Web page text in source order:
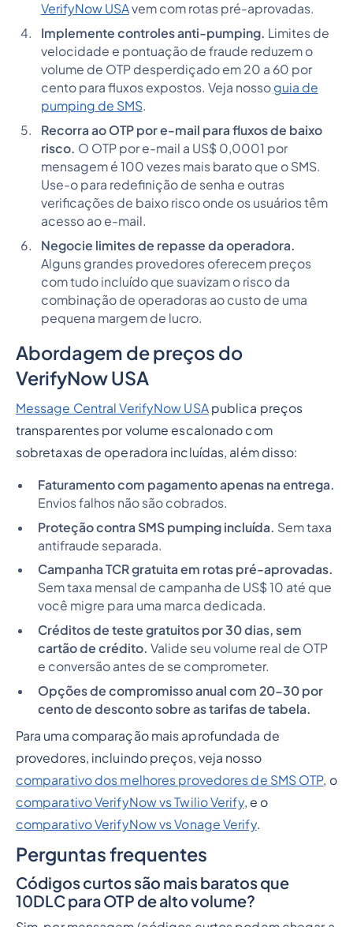
VerifyNow USAvem com rotas pré-aprovadas.
Implemente controles anti-pumping. Limites de
velocidade e pontuação de fraude reduzem o
volume de OTP desperdiçado em 20 a 60 por
cento para fluxos expostos. Veja nosso guia de
pumping de SMS.
Recorra ao OTP por e-mail para fluxos de baixo
risco. O OTP por e-mail a US$ 0,0001 por
mensagem é 100 vezes mais barato que o SMS.
Use-o para redefinição de senha e outras
verificações de baixo risco onde os usuários têm
acesso ao e-mail.
Negocie limites de repasse da operadora.
Alguns grandes provedores oferecem preços
com tudo incluído que suavizam o risco da
combinação de operadoras ao custo de uma
pequena margem de lucro.
Abordagem de preços do
VerifyNow USA
Message Central VerifyNow USApublica preços
transparentes por volume escalonado com
sobretaxas de operadora incluídas, além disso:
Faturamento com pagamento apenas na entrega.
Envios falhos não são cobrados.
Proteção contra SMS pumping incluída. Sem taxa
antifraude separada.
Campanha TCR gratuita em rotas pré-aprovadas.
Sem taxa mensal de campanha de US$ 10 até que
você migre para uma marca dedicada.
Créditos de teste gratuitos por 30 dias, sem
cartão de crédito. Valide seu volume real de OTP
e conversão antes de se comprometer.
Opções de compromisso anual com 20-30 por
cento de desconto sobre as tarifas de tabela.
Para uma comparação mais aprofundada de
provedores, incluindo preços, veja nosso
comparativo dos melhores provedores de SMS OTP, o
comparativo VerifyNow vs Twilio Verify, e o
comparativo VerifyNow vs Vonage Verify.
Perguntas frequentes
Códigos curtos são mais baratos que
10DLC para OTP de alto volume?